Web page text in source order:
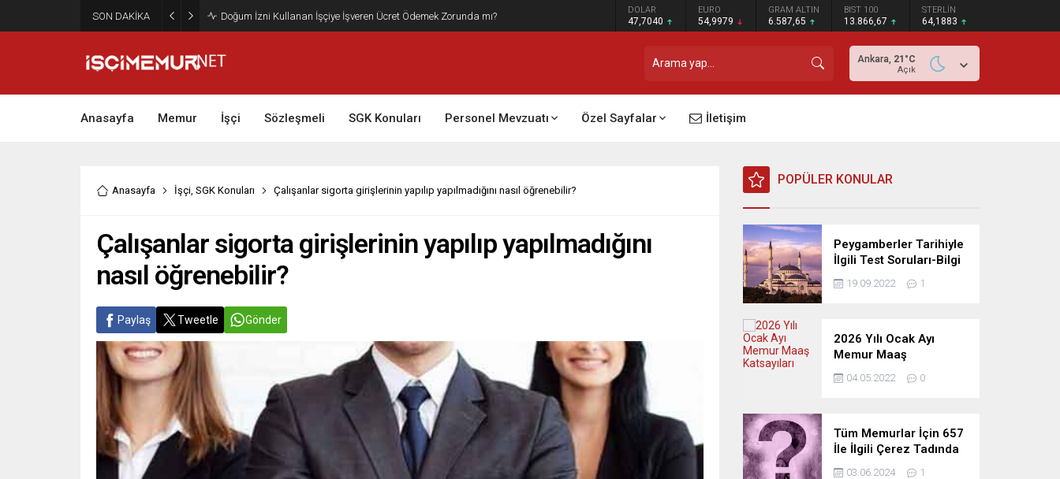
SON DAKİKA Maktu Mesai Ödemesinde Heyet Raporu Dikkate Alınır Mı? DOLAR
47,7040
EURO
54,9979
GRAM ALTIN
6.587,65
BIST 100
13.866,67
STERLİN
64,1883
Ankara, 21 °C
Açık
Anasayfa Memur İşçi Sözleşmeli SGK Konuları Personel Mevzuatı Özel Sayfalar İletişim
Anasayfa İşçi, SGK Konuları Çalışanlar sigorta girişlerinin yapılıp yapılmadığını nasıl öğrenebilir?
Çalışanlar sigorta girişlerinin yapılıp yapılmadığını
nasıl öğrenebilir?
Paylaş Tweetle Gönder
POPÜLER KONULAR
Peygamberler Tarihiyle
İlgili Test Soruları-Bilgi
Yarışması
19.09.2022 1
2026 Yılı Ocak Ayı
Memur Maaş
Katsayıları
04.05.2022 0
Tüm Memurlar İçin 657
İle İlgili Çerez Tadında
Deneme Sınavı
03.06.2024 1